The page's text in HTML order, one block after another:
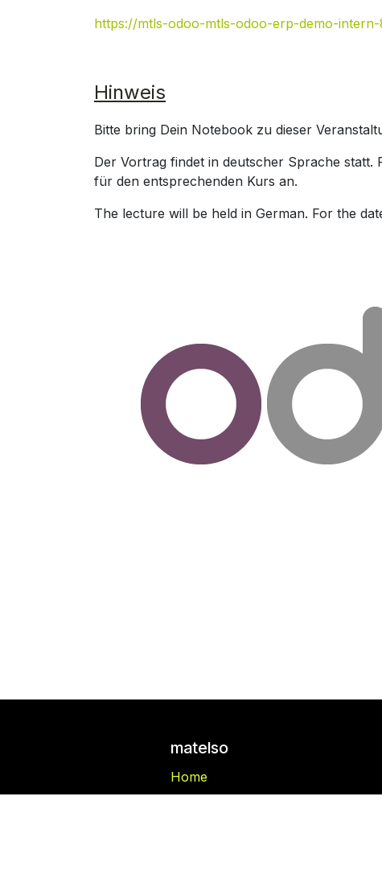
https://mtls-odoo-mtls-odoo-erp-demo-
Hinweis
Bitte bring Dein Notebook zu dieser
Der Vortrag findet in deutscher Sprache statt.
für den entsprechenden Kurs an.
The lecture will be held in German. For the
matelso
Home